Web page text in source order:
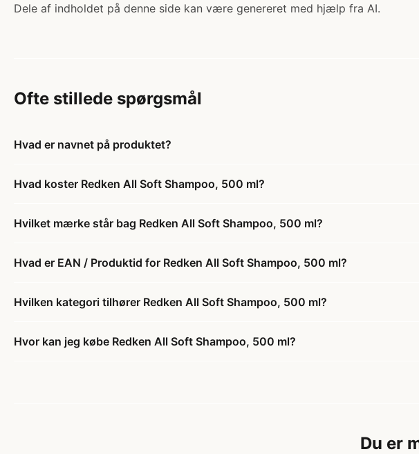
Dele af indholdet på denne side kan være genereret med hjælp fra AI.
Ofte stillede spørgsmål
Hvad er navnet på produktet?
Hvad koster Redken All Soft Shampoo, 500 ml?
Hvilket mærke står bag Redken All Soft Shampoo, 500 ml?
Hvad er EAN / Produktid for Redken All Soft Shampoo, 500 ml?
Hvilken kategori tilhører Redken All Soft Shampoo, 500 ml?
Hvor kan jeg købe Redken All Soft Shampoo, 500 ml?
Du er